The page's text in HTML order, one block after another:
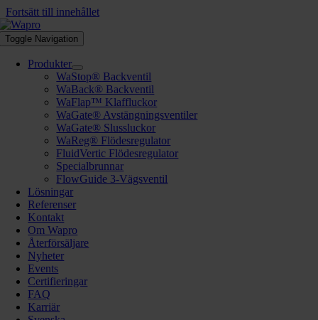
Fortsätt till innehållet
Toggle Navigation
Produkter
WaStop® Backventil
WaBack® Backventil
WaFlap™ Klaffluckor
WaGate® Avstängningsventiler
WaGate® Slussluckor
WaReg® Flödesregulator
FluidVertic Flödesregulator
Specialbrunnar
FlowGuide 3-Vägsventil
Lösningar
Referenser
Kontakt
Om Wapro
Återförsäljare
Nyheter
Events
Certifieringar
FAQ
Karriär